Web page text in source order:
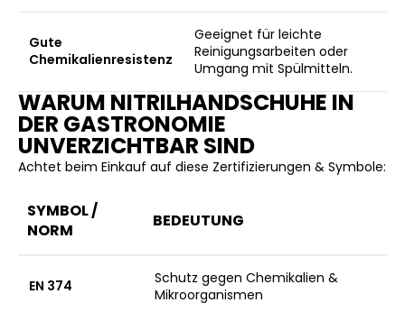
Gute
Chemikalienresistenz
Geeignet für leichte
Reinigungsarbeiten oder
Umgang mit Spülmitteln.
WARUM NITRILHANDSCHUHE IN
DER GASTRONOMIE
UNVERZICHTBAR SIND
Achtet beim Einkauf auf diese Zertifizierungen & Symbole:
SYMBOL /
NORM
BEDEUTUNG
EN 374
Schutz gegen Chemikalien &
Mikroorganismen